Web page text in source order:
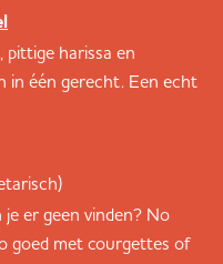
pittige harissa en
in één gerecht. Een echt
er geen vinden? No
goed met courgettes of